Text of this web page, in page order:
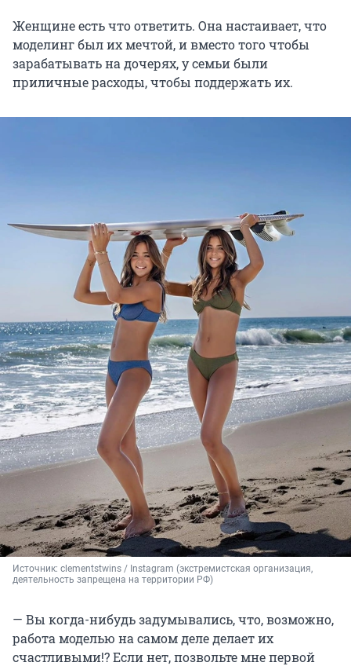
Женщине есть что ответить. Она настаивает, что
моделинг был их мечтой, и вместо того чтобы
зарабатывать на дочерях, у семьи были
приличные расходы, чтобы поддержать их.
Источник: clementstwins / Instagram (экстремистская организация,
деятельность запрещена на территории РФ)
— Вы когда-нибудь задумывались, что, возможно,
работа моделью на самом деле делает их
счастливыми!? Если нет, позвольте мне первой